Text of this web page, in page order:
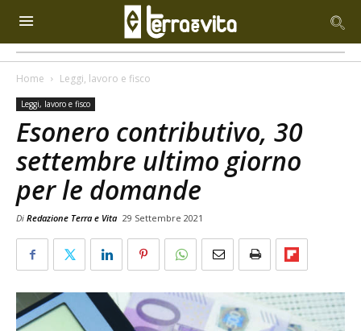
Home Leggi, lavoro e fisco
Leggi, lavoro e fisco
Esonero contributivo, 30
settembre ultimo giorno
per le domande
Di Redazione Terra e Vita 29 Settembre 2021